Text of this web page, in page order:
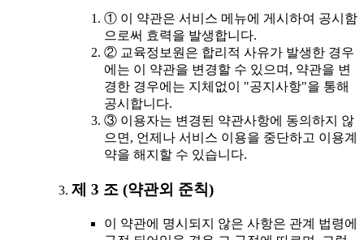
① 이 약관은 서비스 메뉴에 게시하여 공시함
으로써 효력을 발생합니다.
② 교육정보원은 합리적 사유가 발생한 경우
에는 이 약관을 변경할 수 있으며, 약관을 변
경한 경우에는 지체없이 "공지사항"을 통해
공시합니다.
③ 이용자는 변경된 약관사항에 동의하지 않
으면, 언제나 서비스 이용을 중단하고 이용계
약을 해지할 수 있습니다.
제 3 조 (약관외 준칙)
이 약관에 명시되지 않은 사항은 관계 법령에